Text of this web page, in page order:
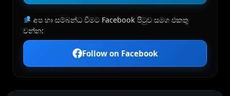
අප හා සම්බන්ධ වීමට Facebook පිටුව සමග එකතු
වන්න:
Follow on Facebook